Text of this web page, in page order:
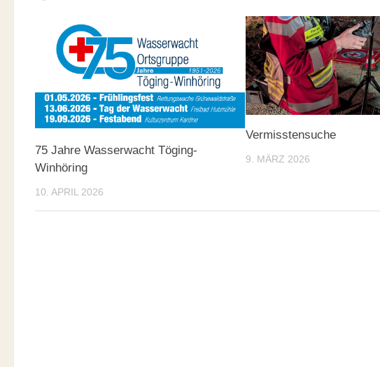
75 Jahre Wasserwacht Töging-
Winhöring
10. APRIL 2026
Vermisstensuche
9. MÄRZ 2026